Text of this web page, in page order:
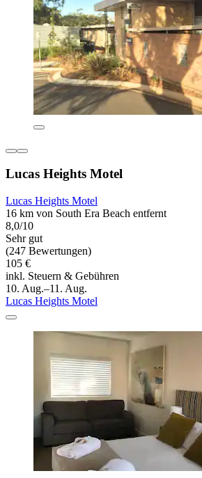
Lucas Heights Motel
Lucas Heights Motel
16 km von South Era Beach entfernt
8,0/10
Sehr gut
(247 Bewertungen)
105 €
inkl. Steuern & Gebühren
10. Aug.–11. Aug.
Lucas Heights Motel